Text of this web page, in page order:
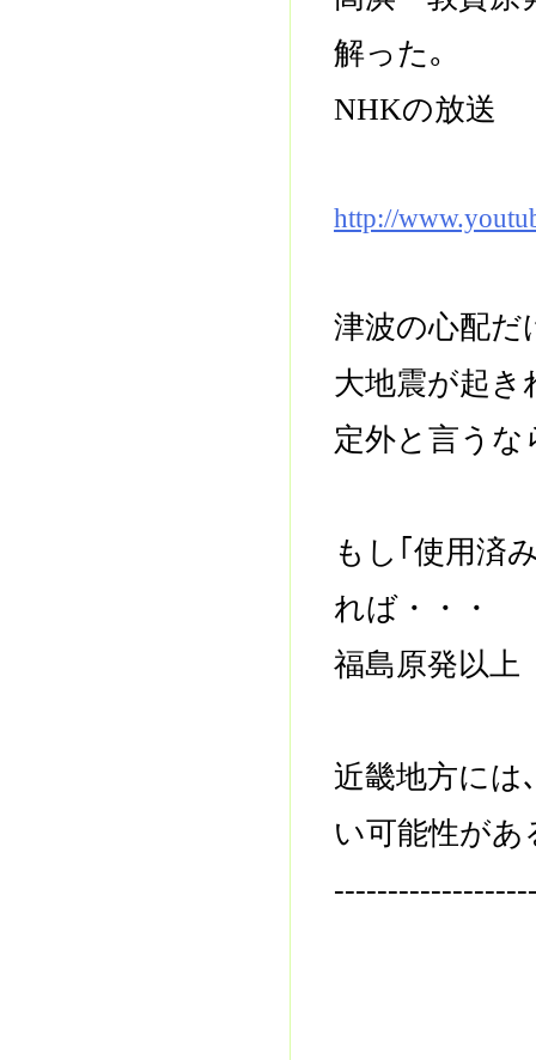
解った｡
NHKの放送
http://
津波の心配だ
大地震が起き
定外と言う
もし｢使用済
れば・・・
福島原発以
近畿地方に
い可能性があ